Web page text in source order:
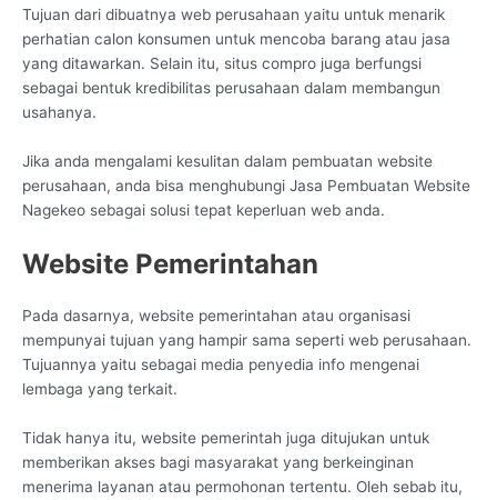
Tujuan dari dibuatnya web perusahaan yaitu untuk menarik
perhatian calon konsumen untuk mencoba barang atau jasa
yang ditawarkan. Selain itu, situs compro juga berfungsi
sebagai bentuk kredibilitas perusahaan dalam membangun
usahanya.
Jika anda mengalami kesulitan dalam pembuatan website
perusahaan, anda bisa menghubungi Jasa Pembuatan Website
Nagekeo sebagai solusi tepat keperluan web anda.
Website Pemerintahan
Pada dasarnya, website pemerintahan atau organisasi
mempunyai tujuan yang hampir sama seperti web perusahaan.
Tujuannya yaitu sebagai media penyedia info mengenai
lembaga yang terkait.
Tidak hanya itu, website pemerintah juga ditujukan untuk
memberikan akses bagi masyarakat yang berkeinginan
menerima layanan atau permohonan tertentu. Oleh sebab itu,